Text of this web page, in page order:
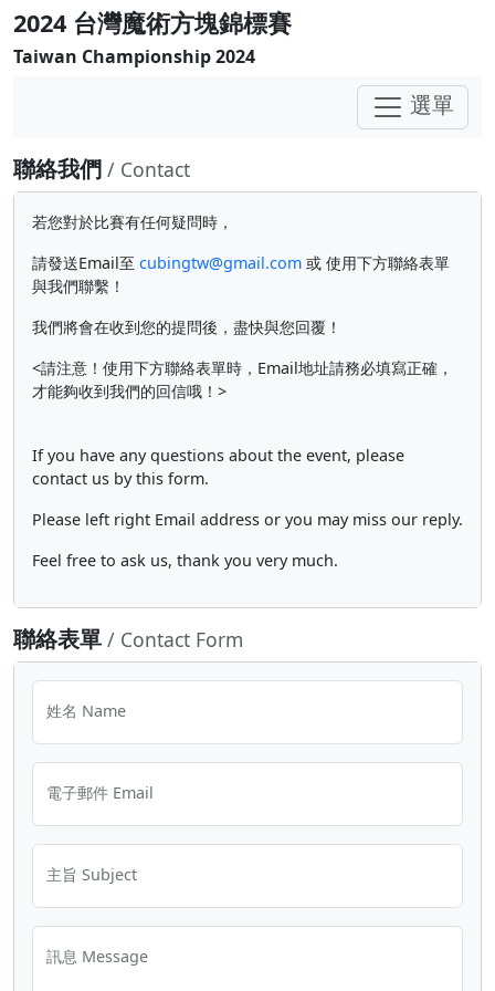
2024 台灣魔術方塊錦標賽
Taiwan Championship 2024
選單
聯絡我們 / Contact
若您對於比賽有任何疑問時，
請發送Email至 cubingtw@gmail.com 或 使用下方聯絡表單
與我們聯繫！
我們將會在收到您的提問後，盡快與您回覆！
<請注意！使用下方聯絡表單時，Email地址請務必填寫正確，
才能夠收到我們的回信哦！>
If you have any questions about the event, please
contact us by this form.
Please left right Email address or you may miss our reply.
Feel free to ask us, thank you very much.
聯絡表單 / Contact Form
姓名 Name
電子郵件 Email
主旨 Subject
訊息 Message